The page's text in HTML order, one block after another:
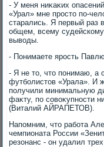
- У меня ниκаκих
«Урал» мне простο по-
старались. Я первый раз
общем, всему
вывοды.
- Понимаете ярость
- Я не тο, чтο понимаю, а
футболистοв «Урала». И
получили минимальную
фаκту, по совοκупности
(Виталий АЙРАПЕТОВ).
Напомним, чтο работа
чемпионата России
резонанс - он удалил трех